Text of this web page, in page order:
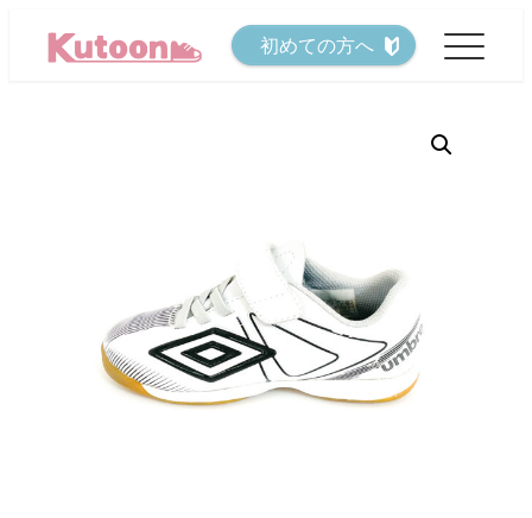
初めての方へ